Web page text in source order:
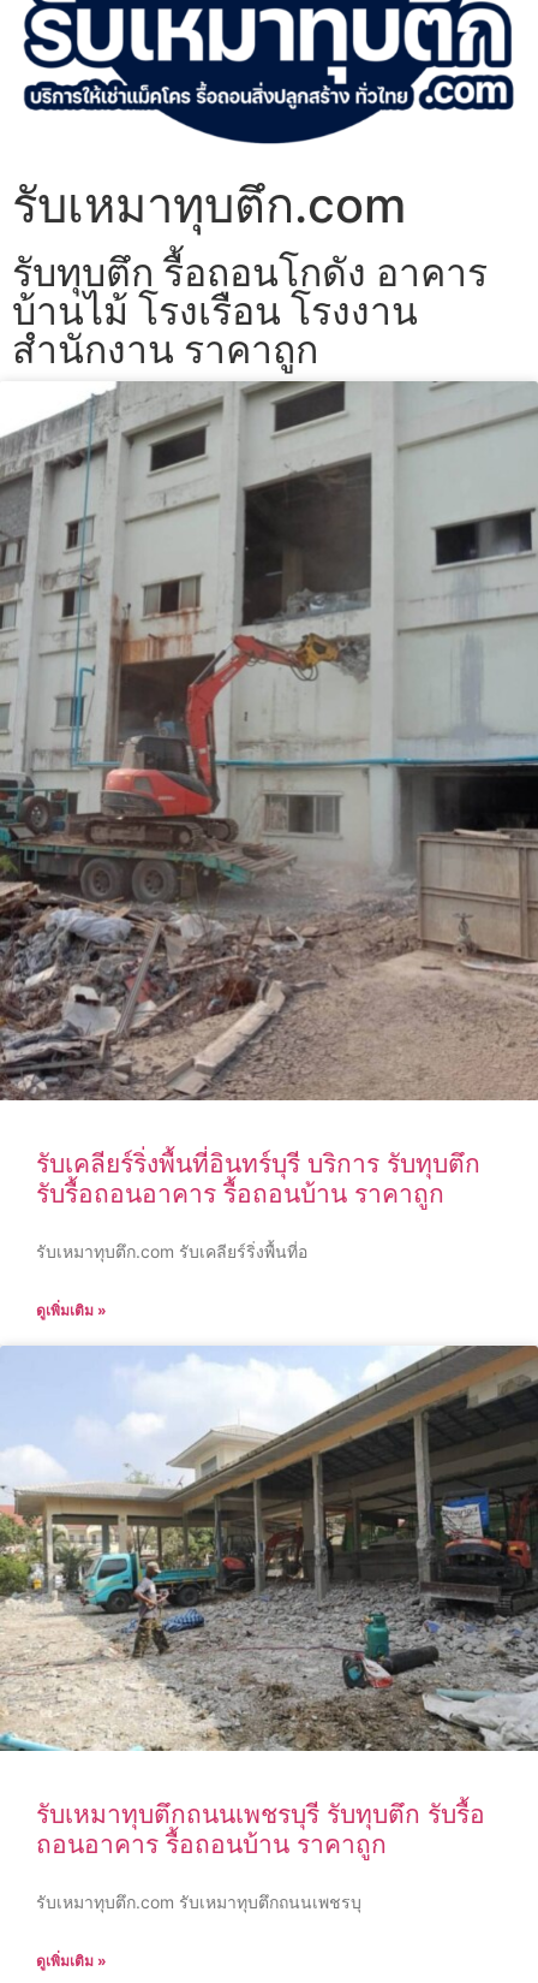
รับเหมาทุบตึก.com
รับทุบตึก รื้อถอนโกดัง อาคาร
บ้านไม้ โรงเรือน โรงงาน
สำนักงาน ราคาถูก
รับเคลียร์ริ่งพื้นที่อินทร์บุรี บริการ รับทุบตึก
รับรื้อถอนอาคาร รื้อถอนบ้าน ราคาถูก
รับเหมาทุบตึก.com รับเคลียร์ริ่งพื้นที่อ
ดูเพิ่มเติม »
รับเหมาทุบตึกถนนเพชรบุรี รับทุบตึก รับรื้อ
ถอนอาคาร รื้อถอนบ้าน ราคาถูก
รับเหมาทุบตึก.com รับเหมาทุบตึกถนนเพชรบุ
ดูเพิ่มเติม »